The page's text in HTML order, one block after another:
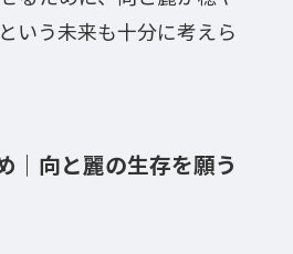
いう未来も十分に考えら
｜向と麗の生存を願う